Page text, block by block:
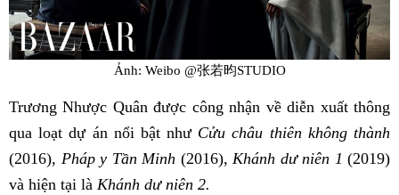
Ảnh: Weibo @张若昀STUDIO
Trương Nhược Quân được công nhận về diễn xuất thông
qua loạt dự án nổi bật như Cửu châu thiên không thành
(2016), Pháp y Tần Minh (2016), Khánh dư niên 1 (2019)
và hiện tại là Khánh dư niên 2.